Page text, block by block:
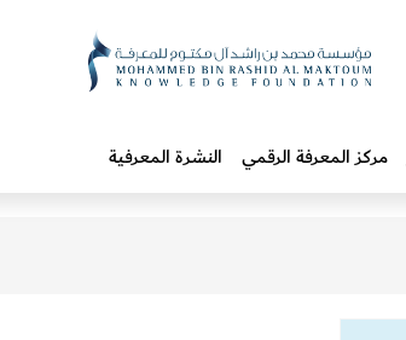
مركز المعرفة الرقمي النشرة المعرفية